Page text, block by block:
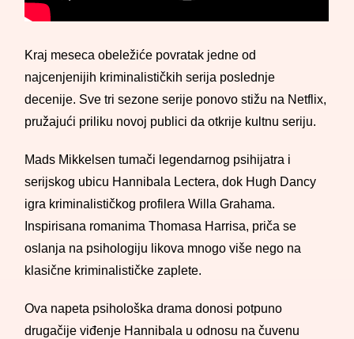
Kraj meseca obeležiće povratak jedne od
najcenjenijih kriminalističkih serija poslednje
decenije. Sve tri sezone serije ponovo stižu na Netflix,
pružajući priliku novoj publici da otkrije kultnu seriju.
Mads Mikkelsen tumači legendarnog psihijatra i
serijskog ubicu Hannibala Lectera, dok Hugh Dancy
igra kriminalističkog profilera Willa Grahama.
Inspirisana romanima Thomasa Harrisa, priča se
oslanja na psihologiju likova mnogo više nego na
klasične kriminalističke zaplete.
Ova napeta psihološka drama donosi potpuno
drugačije viđenje Hannibala u odnosu na čuvenu